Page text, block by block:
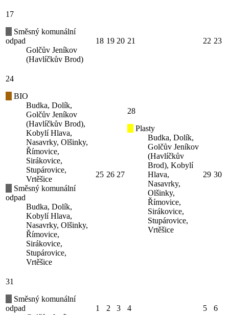
17
Směsný komunální
odpad
Golčův Jeníkov
(Havlíčkův Brod)
18 19 20 21 22 23
24
BIO
Budka, Dolík,
Golčův Jeníkov
(Havlíčkův Brod),
Kobylí Hlava,
Nasavrky, Olšinky,
Římovice,
Sirákovice,
Stupárovice,
Vrtěšice
Směsný komunální
odpad
Budka, Dolík,
Kobylí Hlava,
Nasavrky, Olšinky,
Římovice,
Sirákovice,
Stupárovice,
Vrtěšice
25 26 27
28
Plasty
Budka, Dolík,
Golčův Jeníkov
(Havlíčkův
Brod), Kobylí
Hlava,
Nasavrky,
Olšinky,
Římovice,
Sirákovice,
Stupárovice,
Vrtěšice
29 30
31
Směsný komunální
odpad
1 2 3 4 5 6